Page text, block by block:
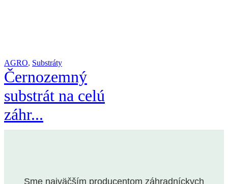
AGRO, Substráty
Černozemný
substrát na celú
záhr...
Sme najväčším producentom záhradníckych